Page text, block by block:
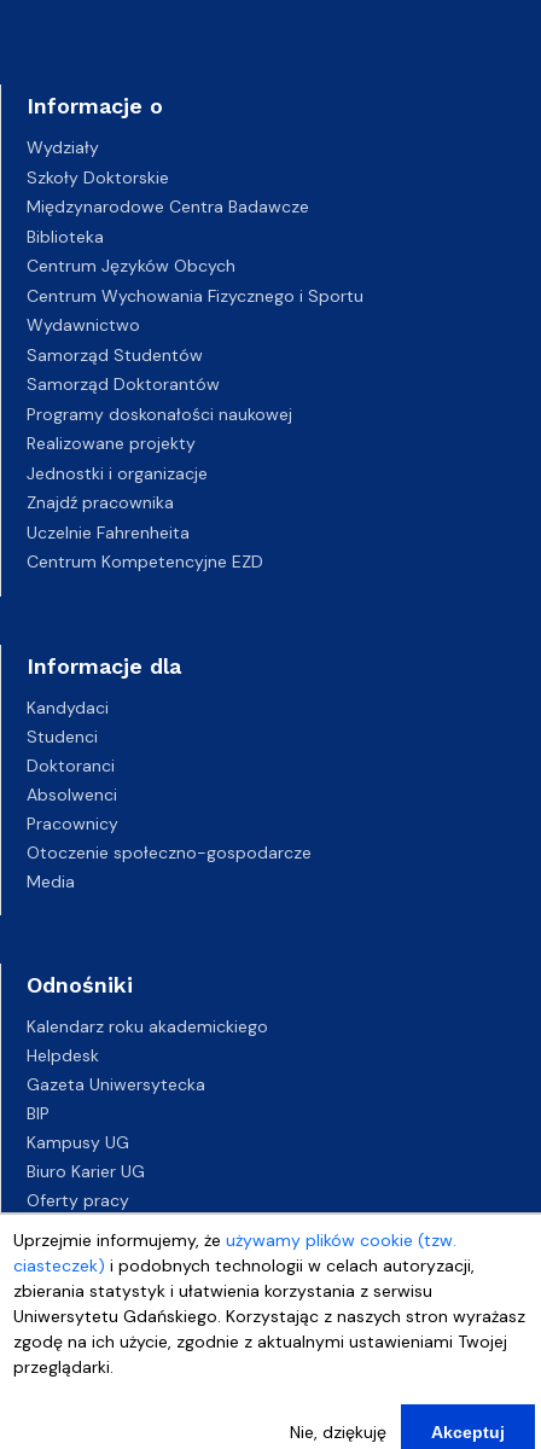
Uprzejmie informujemy, żeużywamy plików cookie (tzw.
ciasteczek) i podobnych technologii w celach autoryzacji,
zbierania statystyk i ułatwienia korzystania z serwisu
Uniwersytetu Gdańskiego. Korzystając z naszych stron wyrażasz
zgodę na ich użycie, zgodnie z aktualnymi ustawieniami Twojej
przeglądarki.
Nie, dziękuję Akceptuj
Informacje o
Wydziały
Szkoły Doktorskie
Międzynarodowe Centra Badawcze
Biblioteka
Centrum Języków Obcych
Centrum Wychowania Fizycznego i Sportu
Wydawnictwo
Samorząd Studentów
Samorząd Doktorantów
Programy doskonałości naukowej
Realizowane projekty
Jednostki i organizacje
Znajdź pracownika
Uczelnie Fahrenheita
Centrum Kompetencyjne EZD
Informacje dla
Kandydaci
Studenci
Doktoranci
Absolwenci
Pracownicy
Otoczenie społeczno-gospodarcze
Media
Odnośniki
Kalendarz roku akademickiego
Helpdesk
Gazeta Uniwersytecka
BIP
Kampusy UG
Biuro Karier UG
Oferty pracy